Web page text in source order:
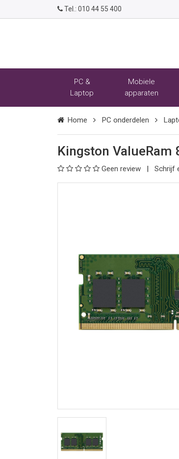
Tel.: 010 44 55 400
PC &
Laptop
Mobiele
apparaten
Home PC onderdelen
Kingston ValueRam
Geen review Schrijf